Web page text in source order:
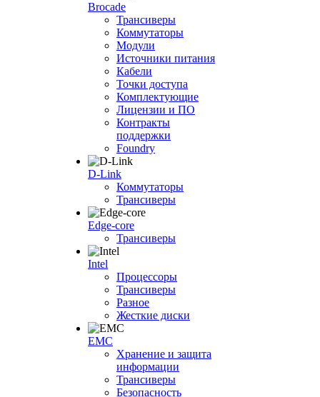
Brocade
Трансиверы
Коммутаторы
Модули
Источники питания
Кабели
Точки доступа
Комплектующие
Лицензии и ПО
Контракты
поддержки
Foundry
D-Link
Коммутаторы
Трансиверы
Edge-core
Трансиверы
Intel
Процессоры
Трансиверы
Разное
Жесткие диски
EMC
Хранение и защита
информации
Трансиверы
Безопасность